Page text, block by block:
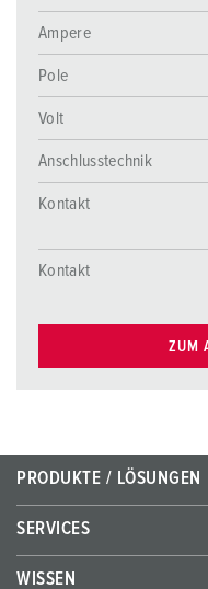
Ampere
Pole
Volt
Anschlusstechnik
Kontakt
Kontakt
ZUM
PRODUKTE / LÖSUNGEN
SERVICES
WISSEN